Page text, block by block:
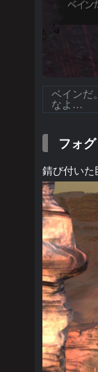
ベインだ
なよ…
フォ
錆び付いた